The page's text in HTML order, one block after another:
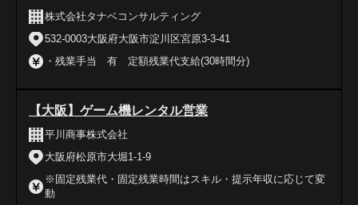
株式会社タナベコンサルティング
532-0003大阪府大阪市淀川区宮原3-3-41
・残業手当 有 定額残業代支給(30時間分)
【大阪】ゲーム機レンタル営業
平川商事株式会社
大阪府松原市大堀1-1-9
※固定残業代・固定残業時間はスキル・提示年収に応じて変
動